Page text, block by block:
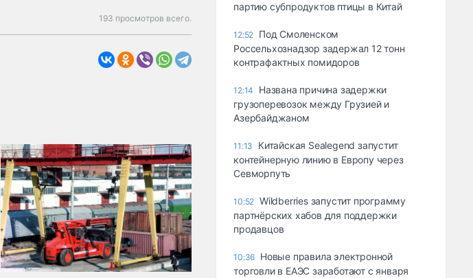
193 просмотров всего.
партию субпродуктов птицы в Китай
12:52 Под Смоленском
Россельхознадзор задержал 12 тонн
контрафактных помидоров
12:14
Названа причина задержки
грузоперевозок между Грузией и
Азербайджаном
11:13
Китайская Sealegend запустит
контейнерную линию в Европу через
Севморпуть
10:52 Wildberries запустит программу
партнёрских хабов для поддержки
продавцов
10:36 Новые правила электронной
торговли в ЕАЭС заработают с января